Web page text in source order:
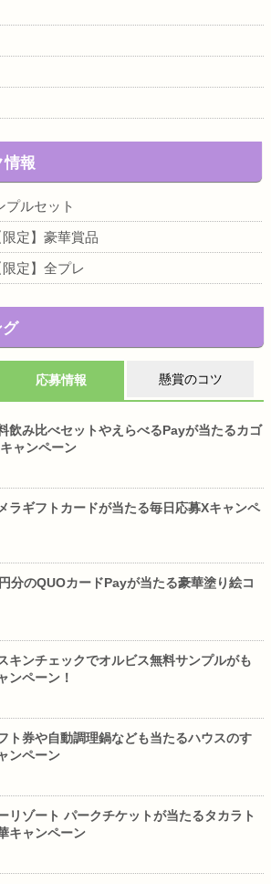
情報
プルセット
定】豪華賞品
定】全プレ
グ
応募情報 懸賞のコツ
飲み比べセットやえらべるPayが当たるカゴ
ャンペーン
ラギフトカードが当たる毎日応募Xキャンペ
分のQUOカードPayが当たる豪華塗り絵コ
キンチェックでオルビス無料サンプルがも
ンペーン！
ト券や自動調理鍋なども当たるハウスのす
ンペーン
リゾート パークチケットが当たるタカラト
キャンペーン